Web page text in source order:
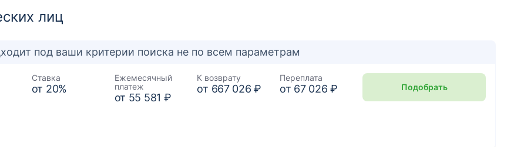
лиц
под ваши критерии поиска не по всем параметрам
Ставка
от 20%
Ежемесячный
платеж
от 55 581 ₽
К возврату
от 667 026 ₽
Переплата
от 67 026 ₽ Подобрать